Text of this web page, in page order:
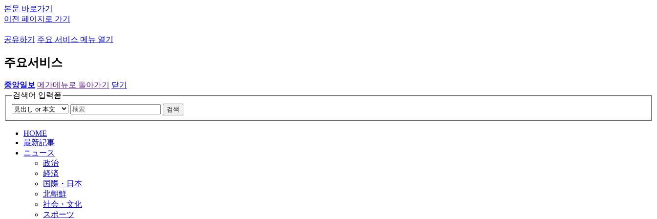
본문 바로가기
이전 페이지로 가기
공유하기 주요 서비스 메뉴 열기
주요서비스
중앙일보 메가메뉴로 돌아가기
닫기
검색어 입력폼
검색
HOME
最新記事
ニュース
政治
経済
国際・日本
北朝鮮
社会・文化
スポーツ